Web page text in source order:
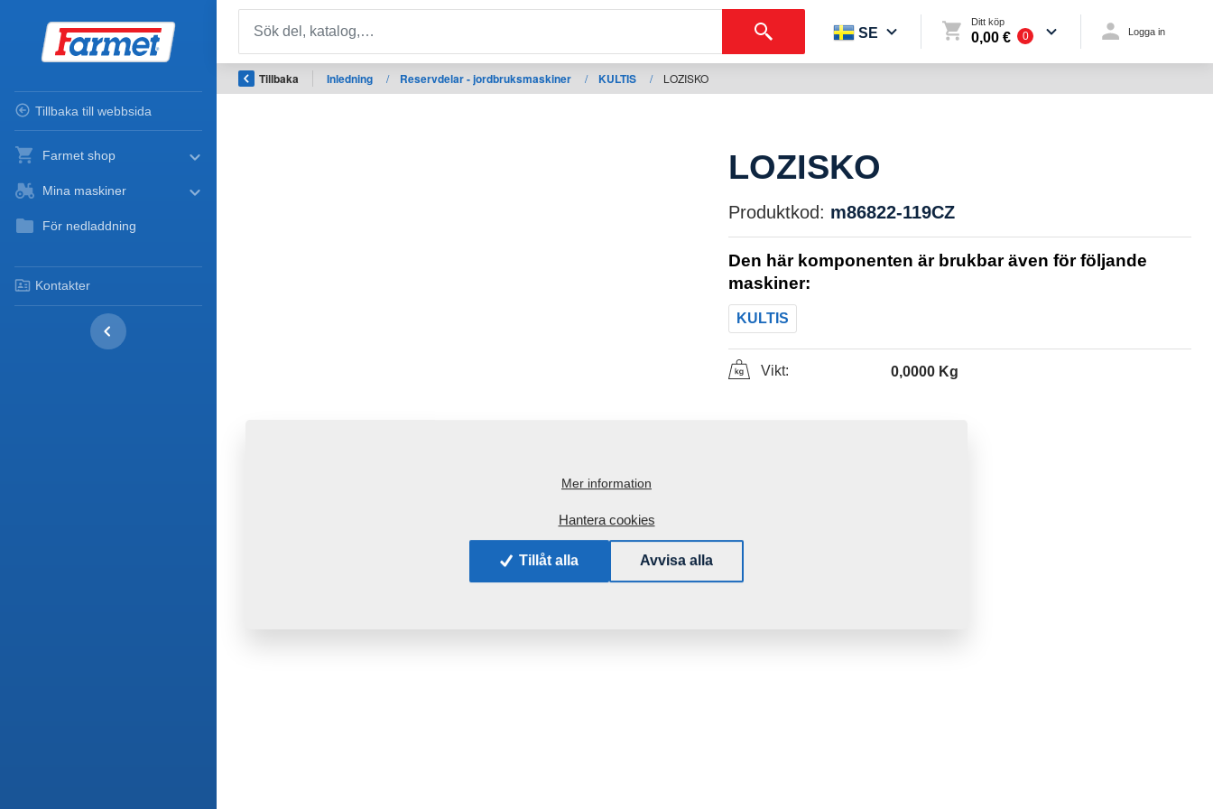
Tillbaka till webbsida
Farmet shop
Mina maskiner
För nedladdning
Kontakter
SE
Ditt köp
0,00 € 0 Logga in
Tillbaka Inledning / Reservdelar - jordbruksmaskiner / KULTIS / LOZISKO
LOZISKO
Produktkod: m86822-119CZ
Den här komponenten är brukbar även för följande
maskiner:
KULTIS
Vikt: 0,0000 Kg
Mer information
Hantera cookies
Tillåt alla Avvisa alla